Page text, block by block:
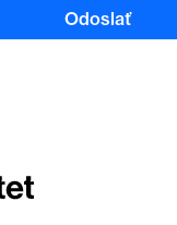
Odoslať